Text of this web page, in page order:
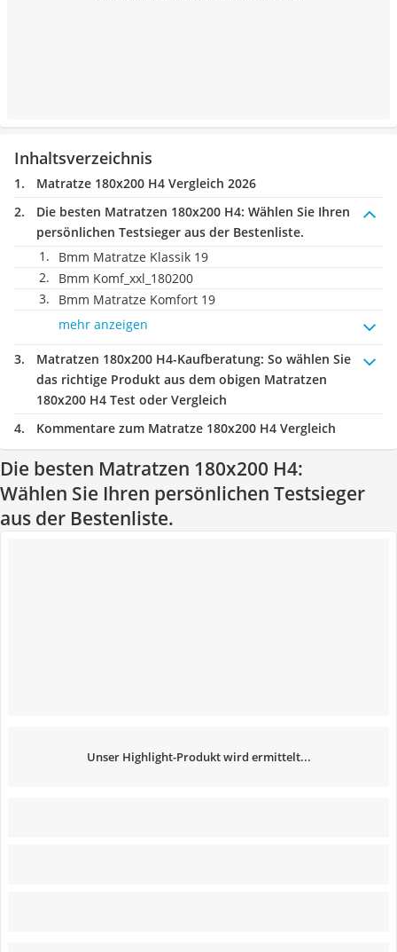
Inhaltsverzeichnis
Matratze 180x200 H4 Vergleich 2026
Die besten Matratzen 180x200 H4: Wählen Sie Ihren
persönlichen Testsieger aus der Bestenliste.
Bmm Matratze Klassik 19
Bmm Komf_xxl_180200
Bmm Matratze Komfort 19
mehr anzeigen
Matratzen 180x200 H4-Kaufberatung: So wählen Sie
das richtige Produkt aus dem obigen Matratzen
180x200 H4 Test oder Vergleich
Kommentare zum Matratze 180x200 H4 Vergleich
Die besten Matratzen 180x200 H4:
Wählen Sie Ihren persönlichen Testsieger
aus der Bestenliste.
Unser Highlight-Produkt wird ermittelt...